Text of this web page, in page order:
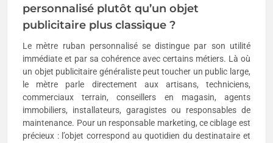
personnalisé plutôt qu’un objet
publicitaire plus classique ?
Le mètre ruban personnalisé se distingue par son utilité
immédiate et par sa cohérence avec certains métiers. Là où
un objet publicitaire généraliste peut toucher un public large,
le mètre parle directement aux artisans, techniciens,
commerciaux terrain, conseillers en magasin, agents
immobiliers, installateurs, garagistes ou responsables de
maintenance. Pour un responsable marketing, ce ciblage est
précieux : l’objet correspond au quotidien du destinataire et